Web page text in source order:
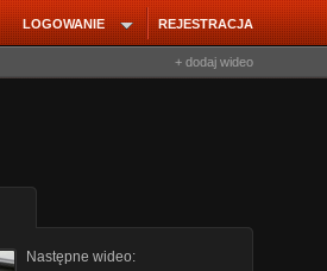
REJESTRACJA
LOGOWANIE
+ dodaj wideo
Następne wideo: